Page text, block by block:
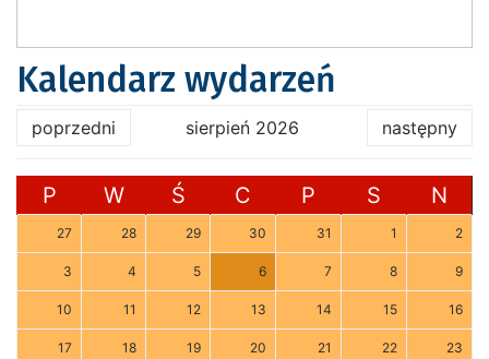
Kalendarz wydarzeń
poprzedni sierpień 2026 następny
P W Ś C P S N
27 28 29 30 31 1 2
3 4 5 6 7 8 9
10 11 12 13 14 15 16
17 18 19 20 21 22 23